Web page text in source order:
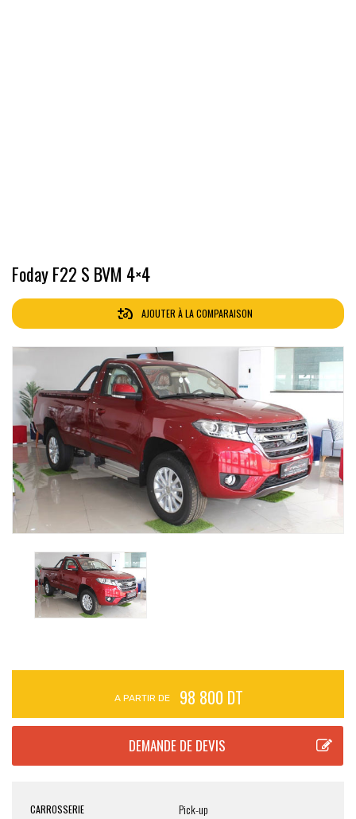
Foday F22 S BVM 4×4
AJOUTER À LA COMPARAISON
A PARTIR DE 98 800 DT
CARROSSERIE Pick-up